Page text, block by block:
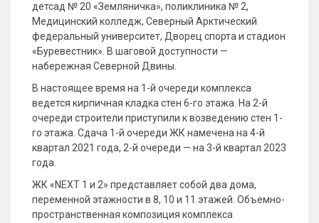
детсад № 20 «Земляничка», поликлиника № 2,
Медицинский колледж, Северный Арктический
федеральный университет, Дворец спорта и стадион
«Буревестник». В шаговой доступности —
набережная Северной Двины.
В настоящее время на 1-й очереди комплекса
ведется кирпичная кладка стен 6-го этажа. На 2-й
очереди строители приступили к возведению стен 1-
го этажа. Сдача 1-й очереди ЖК намечена на 4-й
квартал 2021 года, 2-й очереди — на 3-й квартал 2023
года.
ЖК «NEXT 1 и 2» представляет собой два дома,
переменной этажности в 8, 10 и 11 этажей. Объемно-
пространственная композиция комплекса